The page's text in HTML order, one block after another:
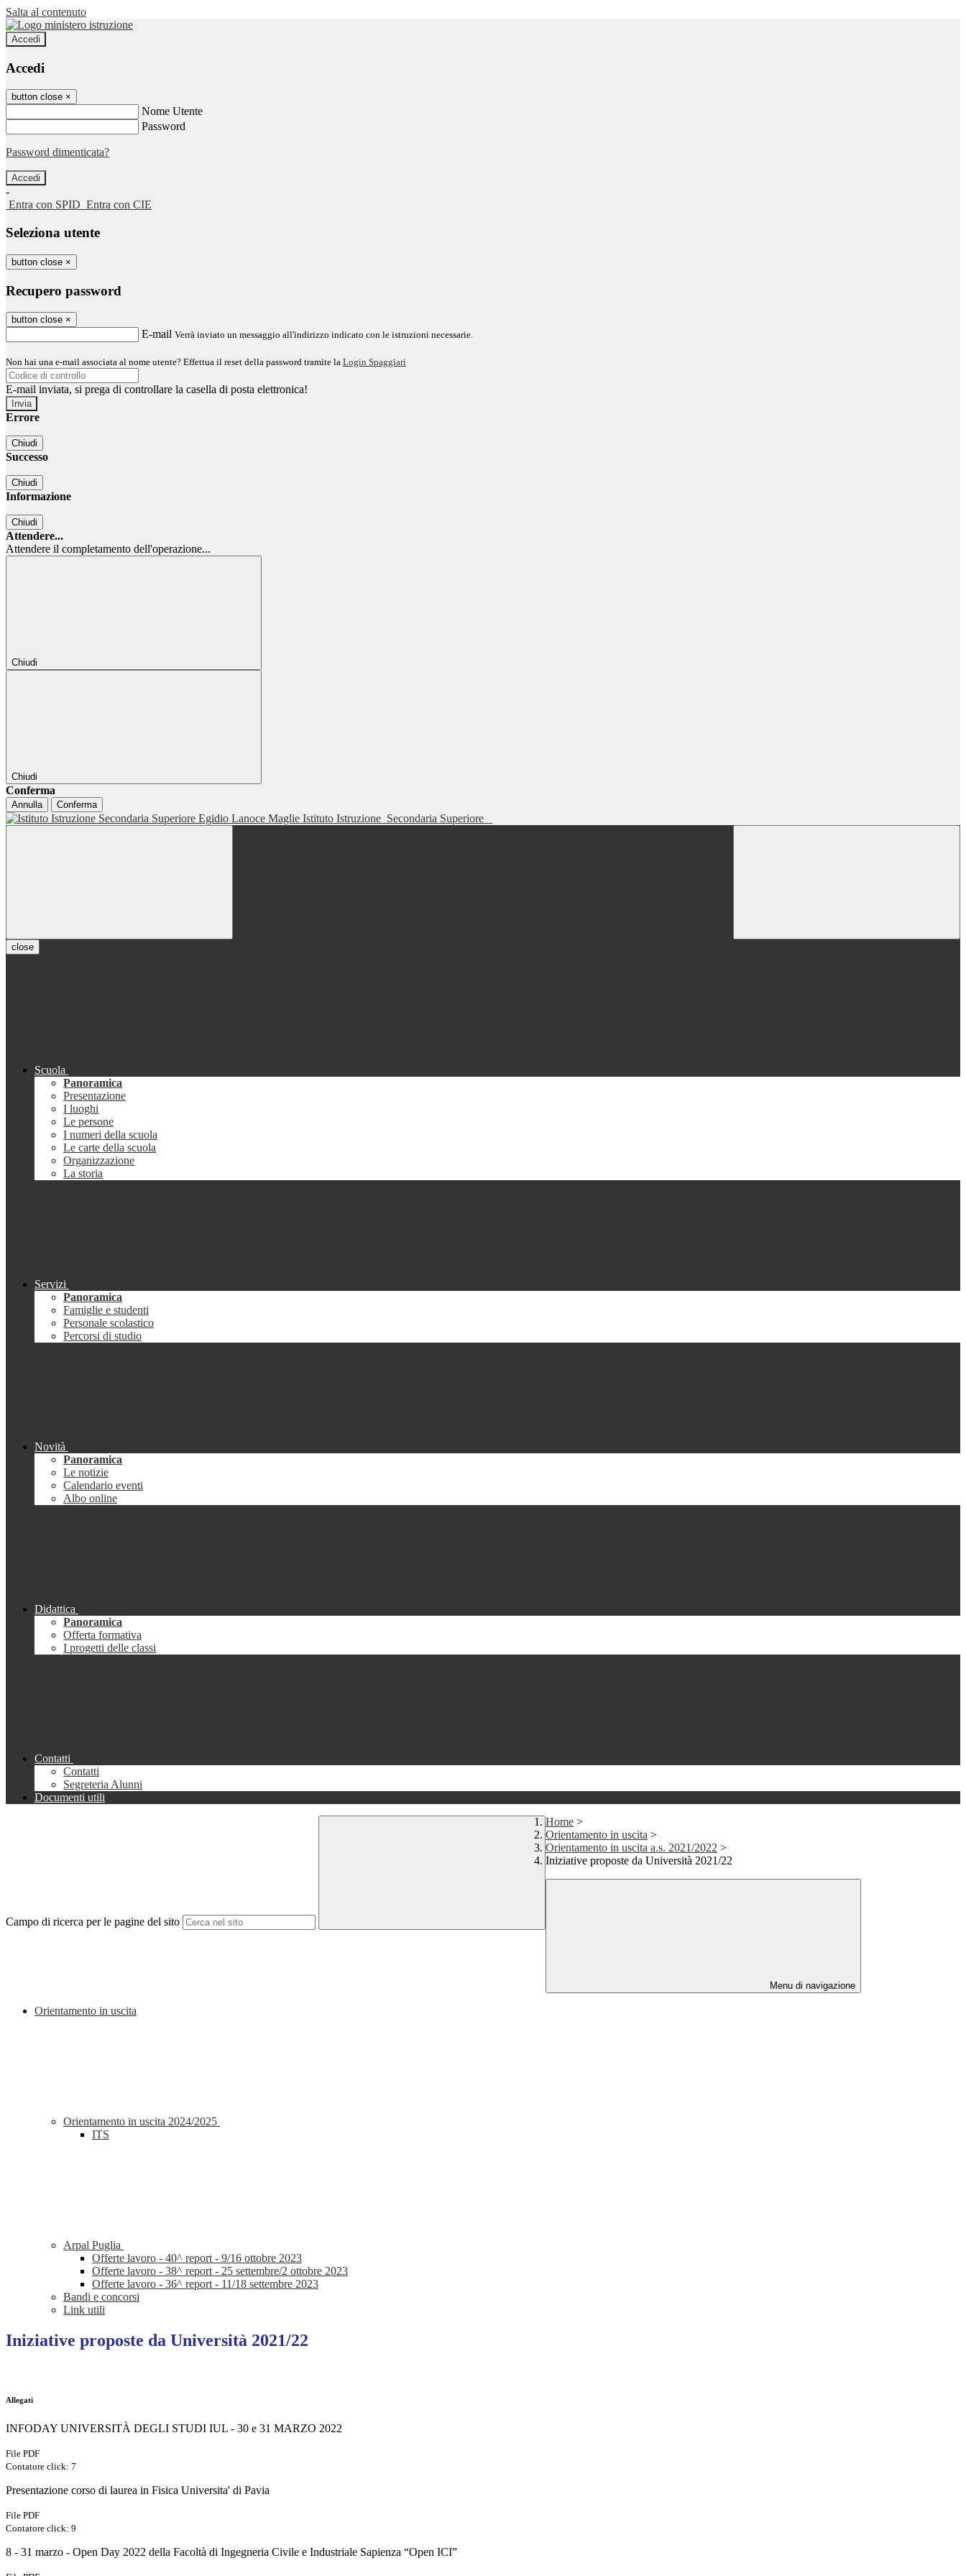
Salta al contenuto
Accedi
Accedi
button close ×
Nome Utente
Password
Password dimenticata?
-
Entra con SPID Entra con CIE
Seleziona utente
button close ×
Recupero password
button close ×
E-mail Verrà inviato un messaggio all'indirizzo indicato con le istruzioni necessarie.
Non hai una e-mail associata al nome utente? Effettua il reset della password tramite la Login Spaggiari
E-mail inviata, si prega di controllare la casella di posta elettronica!
Errore
Chiudi
Successo
Chiudi
Informazione
Chiudi
Attendere...
Attendere il completamento dell'operazione...
Chiudi
Chiudi
Conferma
Annulla Conferma
Istituto Istruzione Secondaria Superiore
close
Scuola
Panoramica
Presentazione
I luoghi
Le persone
I numeri della scuola
Le carte della scuola
Organizzazione
La storia
Servizi
Panoramica
Famiglie e studenti
Personale scolastico
Percorsi di studio
Novità
Panoramica
Le notizie
Calendario eventi
Albo online
Didattica
Panoramica
Offerta formativa
I progetti delle classi
Contatti
Contatti
Segreteria Alunni
Documenti utili
Campo di ricerca per le pagine del sito
Home >
Orientamento in uscita >
Orientamento in uscita a.s. 2021/2022 >
Iniziative proposte da Università 2021/22
Menu di navigazione
Orientamento in uscita
Orientamento in uscita 2024/2025
ITS
Arpal Puglia
Offerte lavoro - 40^ report - 9/16 ottobre 2023
Offerte lavoro - 38^ report - 25 settembre/2 ottobre 2023
Offerte lavoro - 36^ report - 11/18 settembre 2023
Bandi e concorsi
Link utili
Iniziative proposte da Università 2021/22
Allegati
INFODAY UNIVERSITÀ DEGLI STUDI IUL - 30 e 31 MARZO 2022
File PDF
Contatore click: 7
Presentazione corso di laurea in Fisica Universita' di Pavia
File PDF
Contatore click: 9
8 - 31 marzo - Open Day 2022 della Facoltà di Ingegneria Civile e Industriale Sapienza “Open ICI”